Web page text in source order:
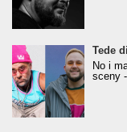
Tede
No i
sceny